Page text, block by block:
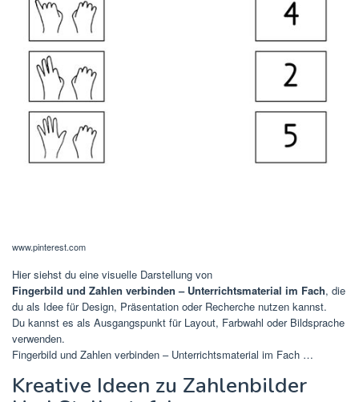
www.pinterest.com
Hier siehst du eine visuelle Darstellung von
Fingerbild und Zahlen verbinden – Unterrichtsmaterial im Fach, die
du als Idee für Design, Präsentation oder Recherche nutzen kannst.
Du kannst es als Ausgangspunkt für Layout, Farbwahl oder Bildsprache
verwenden.
Fingerbild und Zahlen verbinden – Unterrichtsmaterial im Fach …
Kreative Ideen zu Zahlenbilder